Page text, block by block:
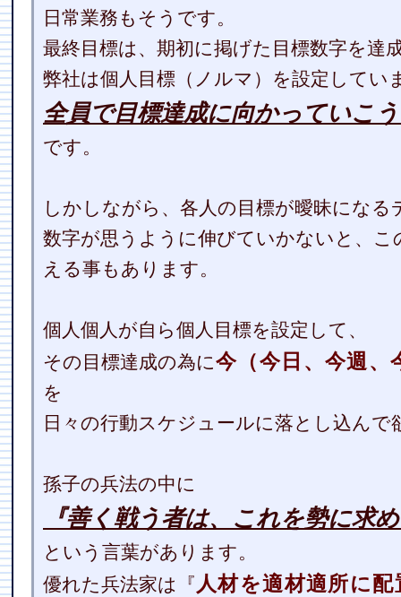
日常業務もそうです。
最終目標は、期初に掲げた目標数字を達
弊社は個人目標（ノルマ）を設定してい
全員で目標達成に向かってい
です。
しかしながら、各人の目標が曖昧にな
数字が思うように伸びていかないと、
える事もあります。
個人個人が自ら個人目標を設定して、
その目標達成の為に今（今日、今週、
を
日々の行動スケジュールに落とし込ん
孫子の兵法の中に
『善く戦う者は、これを勢に求
という言葉があります。
優れた兵法家は『 人材を適材適所に配